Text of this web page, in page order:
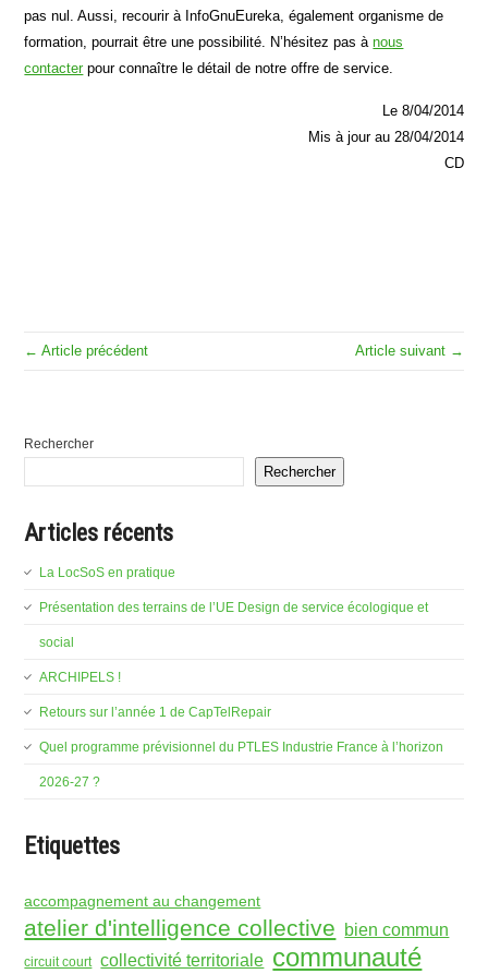
pas nul. Aussi, recourir à InfoGnuEureka, également organisme de
formation, pourrait être une possibilité. N’hésitez pas ànous
contacterpour connaître le détail de notre offre de service.
Le 8/04/2014
Mis à jour au 28/04/2014
CD
← Article précédent Article suivant →
Rechercher
Rechercher
Articles récents
La LocSoS en pratique
Présentation des terrains de l’UE Design de service écologique et
social
ARCHIPELS !
Retours sur l’année 1 de CapTelRepair
Quel programme prévisionnel du PTLES Industrie France à l’horizon
2026-27 ?
Etiquettes
accompagnement au changement
atelier d'intelligence collective bien commun
circuit court collectivité territoriale communauté